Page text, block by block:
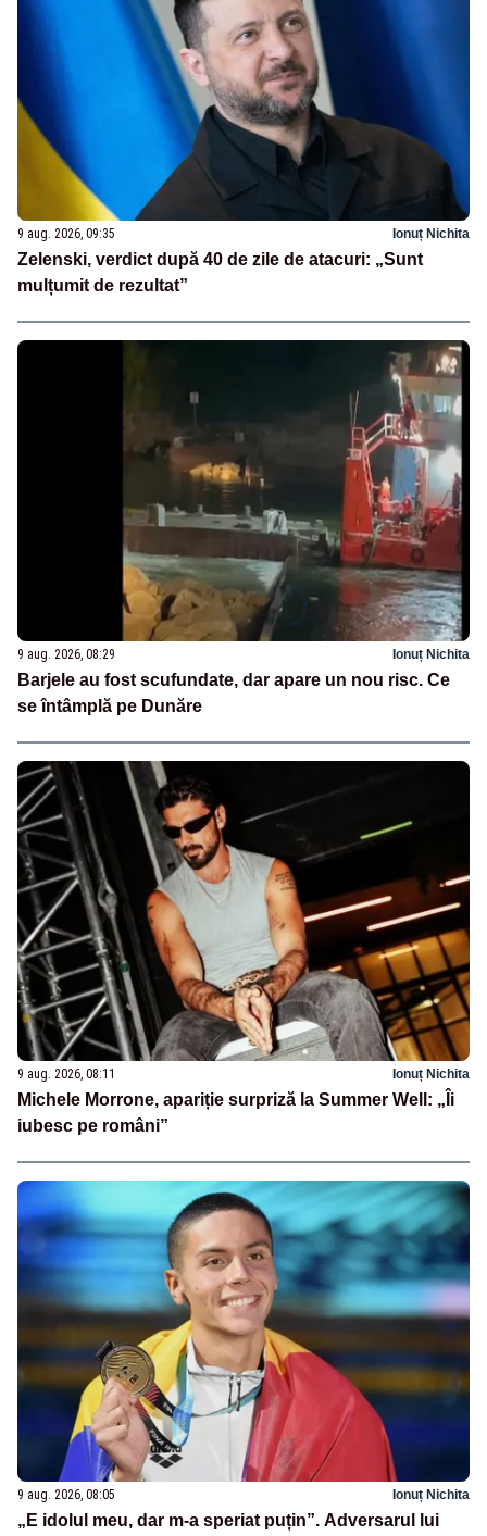
9 aug. 2026, 09:35 Ionuț Nichita
Zelenski, verdict după 40 de zile de atacuri: „Sunt
mulțumit de rezultat”
9 aug. 2026, 08:29 Ionuț Nichita
Barjele au fost scufundate, dar apare un nou risc. Ce
se întâmplă pe Dunăre
9 aug. 2026, 08:11 Ionuț Nichita
Michele Morrone, apariție surpriză la Summer Well: „Îi
iubesc pe români”
9 aug. 2026, 08:05 Ionuț Nichita
„E idolul meu, dar m-a speriat puțin”. Adversarul lui